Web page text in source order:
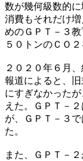
数が幾何級数的
消費もそれだけ
めのＧＰＴ－３
５０トンのＣＯ２
２０２０年６月
報道によると、
にすぎなかった
えた。ＧＰＴ－
が、ＧＰＴ－３
た。
また、ＧＰＴ－